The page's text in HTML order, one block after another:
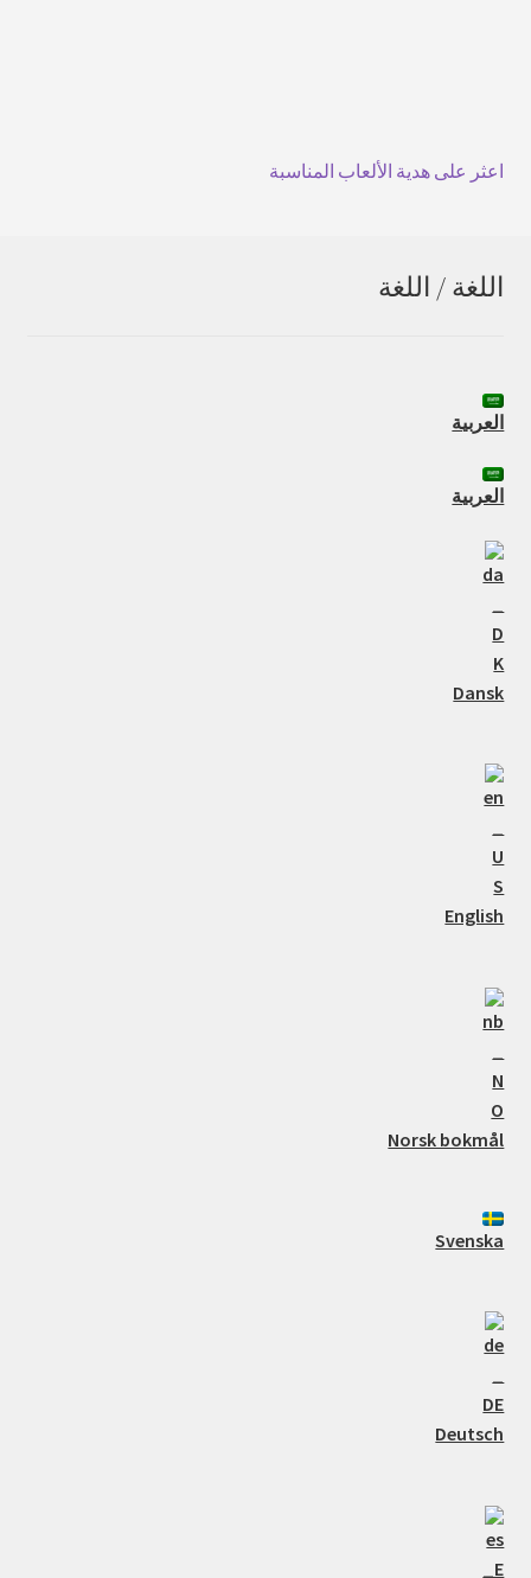
اعثر على هدية الألعاب المناسبة
اللغة / اللغة
العربية
العربية
Dansk
English
Norsk bokmål
Svenska
Deutsch